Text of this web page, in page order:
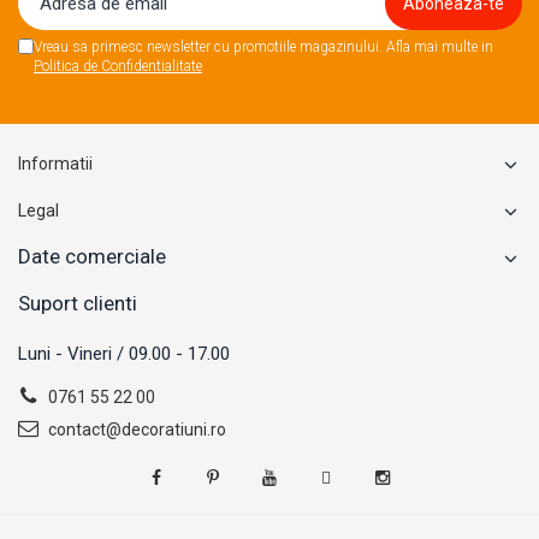
Vreau sa primesc newsletter cu promotiile magazinului. Afla mai multe in
Politica de Confidentialitate
Informatii
Legal
Date comerciale
Suport clienti
Luni - Vineri / 09.00 - 17.00
0761 55 22 00
contact@decoratiuni.ro